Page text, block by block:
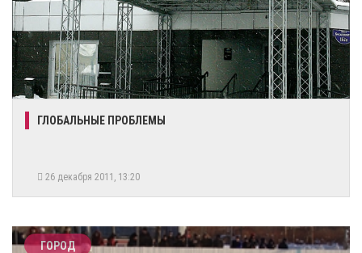
ГЛОБАЛЬНЫЕ ПРОБЛЕМЫ
26 декабря 2011, 13:20
ГОРОД